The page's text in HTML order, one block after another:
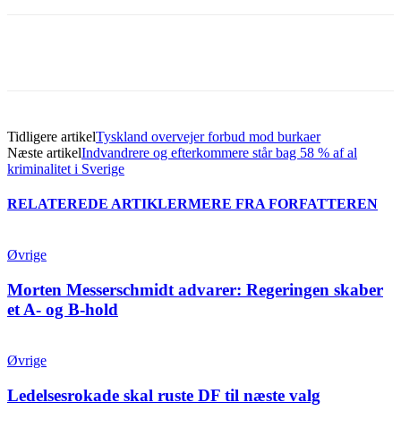
Tidligere artikelTyskland overvejer forbud mod burkaer
Næste artikelIndvandrere og efterkommere står bag 58 % af al
kriminalitet i Sverige
RELATEREDE ARTIKLERMERE FRA FORFATTEREN
Øvrige
Morten Messerschmidt advarer: Regeringen skaber
et A- og B-hold
Øvrige
Ledelsesrokade skal ruste DF til næste valg